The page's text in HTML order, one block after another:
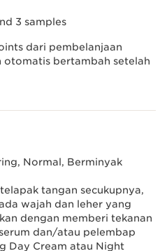
3 samples
dari pembelanjaan
otomatis bertambah setelah
Normal, Berminyak
tangan secukupnya,
wajah dan leher yang
dengan memberi tekanan
dan/atau pelembap
Day Cream atau Night